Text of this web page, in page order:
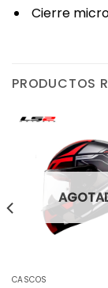
Cierre
PRODUCTOS
CASCOS